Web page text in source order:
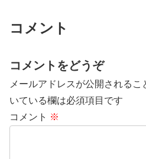
コメント
コメントをどうぞ
メールアドレスが公開されるこ
いている欄は必須項目です
コメント ※